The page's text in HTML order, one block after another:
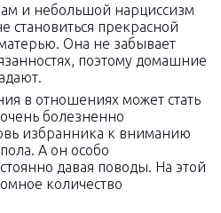
и небольшой нарциссизм
прекрасной
Она не забывает
поэтому домашние
в отношениях может стать
болезненно
избранника к вниманию
А он особо
давая поводы. На этой
количество